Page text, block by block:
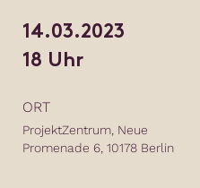
14.03.2023
18 Uhr
ORT
ProjektZentrum, Neue
Promenade 6, 10178 Berlin